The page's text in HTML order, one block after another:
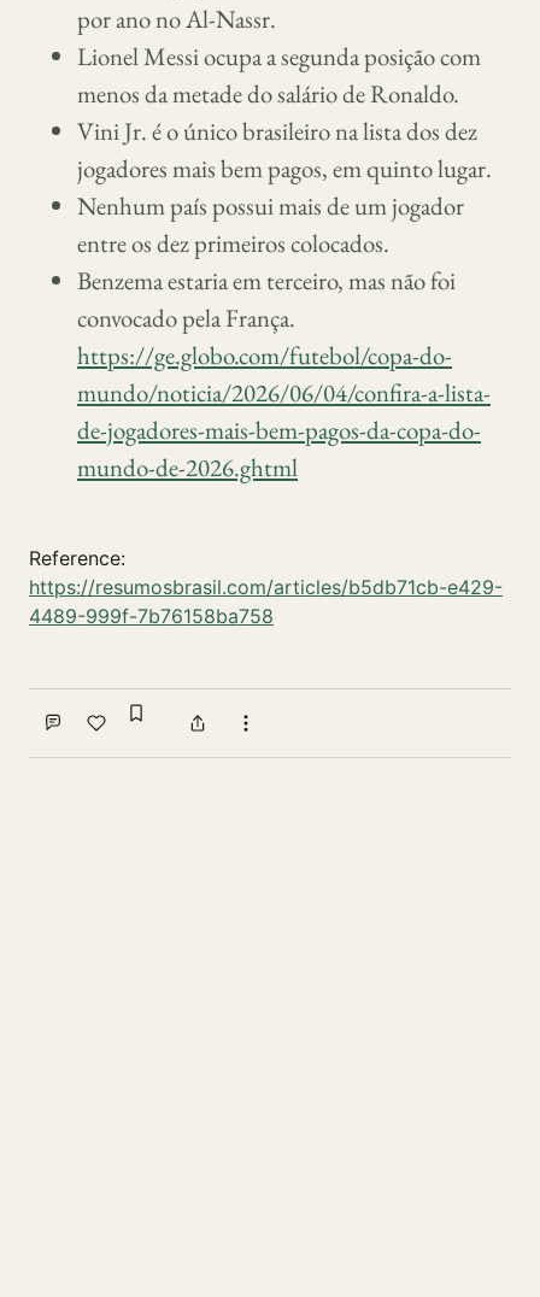
por ano no Al-Nassr.
Lionel Messi ocupa a segunda posição com
menos da metade do salário de Ronaldo.
Vini Jr. é o único brasileiro na lista dos dez
jogadores mais bem pagos, em quinto lugar.
Nenhum país possui mais de um jogador
entre os dez primeiros colocados.
Benzema estaria em terceiro, mas não foi
convocado pela França.
https://ge.globo.com/futebol/copa-do-
mundo/noticia/2026/06/04/confira-a-lista-
de-jogadores-mais-bem-pagos-da-copa-do-
mundo-de-2026.ghtml
Reference:
https://resumosbrasil.com/articles/b5db71cb-e429-
4489-999f-7b76158ba758
Comment
Like
Sign in to bookmark
ShareMore actions